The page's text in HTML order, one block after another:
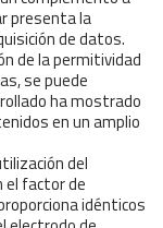
presenta la
de datos.
de la permitividad
se puede
ha mostrado
en un amplio
del
el factor de
idénticos